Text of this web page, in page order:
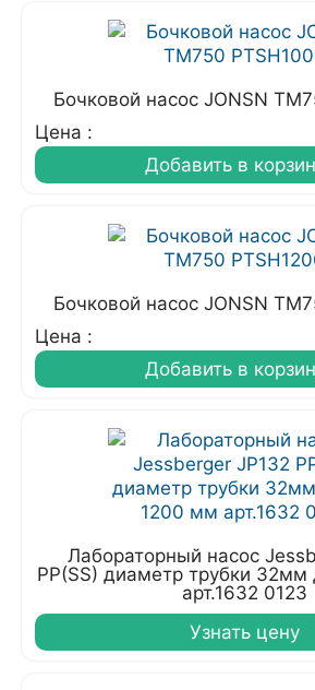
Бочковой насос JONSN
Цена :
Добавить в
Бочковой насос JONSN
Цена :
Добавить в
Лабораторный насос
PP(SS) диаметр трубки
арт.1632 0123
Узнать цену